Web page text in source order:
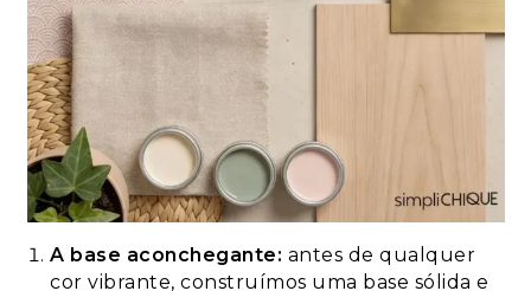
A base aconchegante: antes de qualquer
cor vibrante, construímos uma base sólida e